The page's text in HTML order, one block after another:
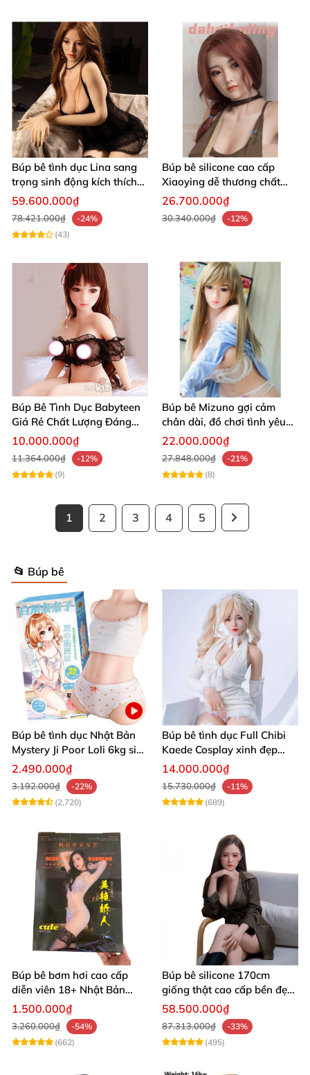
Búp bê tình dục Lina sang
trọng sinh động kích thích
cực đã
59.600.000₫
78.421.000₫
-24%
(43)
Búp bê silicone cao cấp
Xiaoying dễ thương chất
lượng tốt giá rẻ
26.700.000₫
30.340.000₫ -12%
Búp Bê Tình Dục Babyteen
Giá Rẻ Chất Lượng Đáng
Mua
10.000.000₫
11.364.000₫
-12%
(9)
Búp bê Mizuno gợi cảm
chân dài, đồ chơi tình yêu
siêu thực
22.000.000₫
27.848.000₫
-21%
(8)
1 2 3 4 5
📂 Búp bê
Búp bê tình dục Nhật Bản
Mystery Ji Poor Loli 6kg siêu
thực
2.490.000₫
3.192.000₫
-22%
(2,720)
Búp bê tình dục Full Chibi
Kaede Cosplay xinh đẹp
1m40-1m70 silicon cao cấp
14.000.000₫
15.730.000₫
-11%
(689)
Búp bê bơm hơi cao cấp
diễn viên 18+ Nhật Bản
xinh đẹp sexy rung rên gợi
1.500.000₫
3.260.000₫
-54%
(662)
Búp bê silicone 170cm
giống thật cao cấp bền đẹp
hấp dẫn
58.500.000₫
87.313.000₫
-33%
(495)